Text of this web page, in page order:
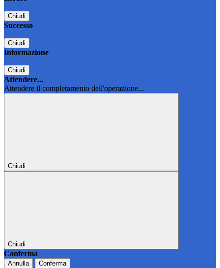
Chiudi
Successo
Chiudi
Informazione
Chiudi
Attendere...
Attendere il completamento dell'operazione...
Chiudi
Chiudi
Conferma
Annulla Conferma